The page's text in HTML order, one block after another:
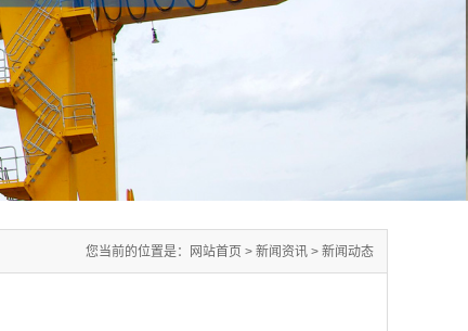
您当前的位置是： 网站首页 > 新闻资讯 > 新闻动态